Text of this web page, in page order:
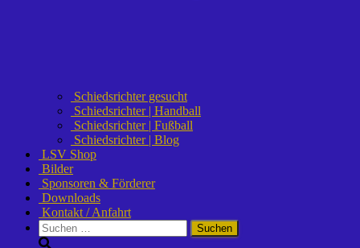
Schiedsrichter gesucht
Schiedsrichter | Handball
Schiedsrichter | Fußball
Schiedsrichter | Blog
LSV Shop
Bilder
Sponsoren & Förderer
Downloads
Kontakt / Anfahrt
Suchen
nach: